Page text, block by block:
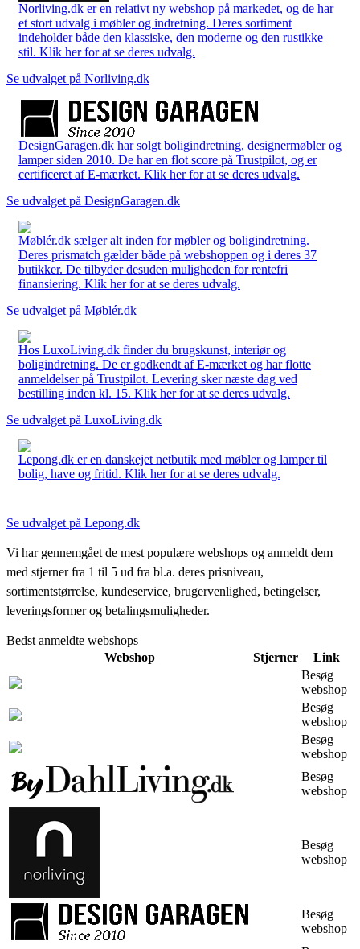
Norliving.dk er en relativt ny webshop på markedet, og de har
et stort udvalg i møbler og indretning. Deres sortiment
indeholder både den klassiske, den moderne og den rustikke
stil. Klik her for at se deres udvalg.
Se udvalget på Norliving.dk
DesignGaragen.dk har solgt boligindretning, designermøbler og
lamper siden 2010. De har en flot score på Trustpilot, og er
certificeret af E-mærket. Klik her for at se deres udvalg.
Se udvalget på DesignGaragen.dk
Møblér.dk sælger alt inden for møbler og boligindretning.
Deres prismatch gælder både på webshoppen og i deres 37
butikker. De tilbyder desuden muligheden for rentefri
finansiering. Klik her for at se deres udvalg.
Se udvalget på Møblér.dk
Hos LuxoLiving.dk finder du brugskunst, interiør og
boligindretning. De er godkendt af E-mærket og har flotte
anmeldelser på Trustpilot. Levering sker næste dag ved
bestilling inden kl. 15. Klik her for at se deres udvalg.
Se udvalget på LuxoLiving.dk
Lepong.dk er en danskejet netbutik med møbler og lamper til
bolig, have og fritid. Klik her for at se deres udvalg.
Se udvalget på Lepong.dk
Vi har gennemgået de mest populære webshops og anmeldt dem
med stjerner fra 1 til 5 ud fra bl.a. deres prisniveau,
sortimentstørrelse, kundeservice, brugervenlighed, betingelser,
leveringsformer og betalingsmuligheder.
Bedst anmeldte webshops
Webshop
Stjerner
Link
Besøg
webshop
Besøg
webshop
Besøg
webshop
Besøg
webshop
Besøg
webshop
Besøg
webshop